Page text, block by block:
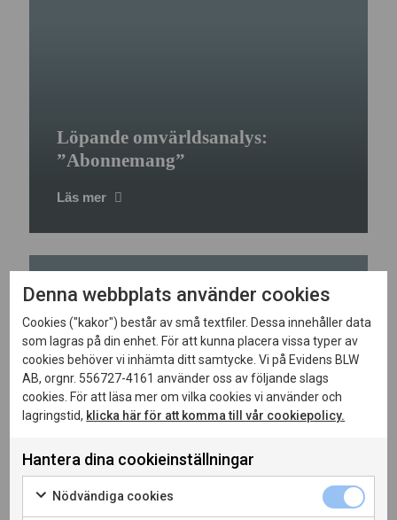
Löpande omvärldsanalys:
”Abonnemang”
Läs mer
Analyser och beskrivningar till
årsredovisningar
Denna webbplats använder cookies
Cookies ("kakor") består av små textfiler. Dessa innehåller data
som lagras på din enhet. För att kunna placera vissa typer av
cookies behöver vi inhämta ditt samtycke. Vi på Evidens BLW
AB, orgnr. 556727-4161 använder oss av följande slags
cookies. För att läsa mer om vilka cookies vi använder och
lagringstid, klicka här för att komma till vår cookiepolicy.
Hantera dina cookieinställningar
Nödvändiga cookies